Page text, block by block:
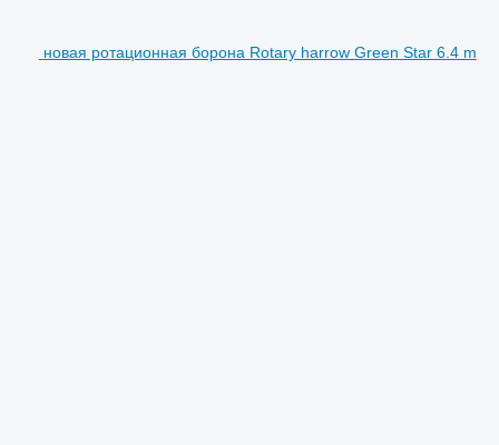
новая ротационная борона Rotary harrow Green Star 6.4 m